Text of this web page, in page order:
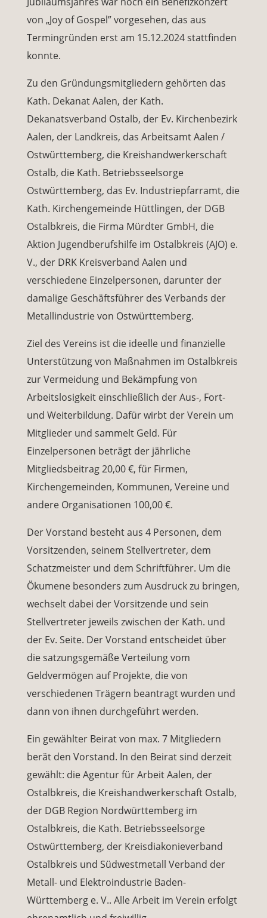
von „Joy of Gospel” vorgesehen, das aus
Termingründen erst am 15.12.2024 stattfinden
konnte.
Zu den Gründungsmitgliedern gehörten das
Kath. Dekanat Aalen, der Kath.
Dekanatsverband Ostalb, der Ev. Kirchenbezirk
Aalen, der Landkreis, das Arbeitsamt Aalen /
Ostwürttemberg, die Kreishandwerkerschaft
Ostalb, die Kath. Betriebsseelsorge
Ostwürttemberg, das Ev. Industriepfarramt, die
Kath. Kirchengemeinde Hüttlingen, der DGB
Ostalbkreis, die Firma Mürdter GmbH, die
Aktion Jugendberufshilfe im Ostalbkreis (AJO) e.
V., der DRK Kreisverband Aalen und
verschiedene Einzelpersonen, darunter der
damalige Geschäftsführer des Verbands der
Metallindustrie von Ostwürttemberg.
Ziel des Vereins ist die ideelle und finanzielle
Unterstützung von Maßnahmen im Ostalbkreis
zur Vermeidung und Bekämpfung von
Arbeitslosigkeit einschließlich der Aus-, Fort-
und Weiterbildung. Dafür wirbt der Verein um
Mitglieder und sammelt Geld. Für
Einzelpersonen beträgt der jährliche
Mitgliedsbeitrag 20,00 €, für Firmen,
Kirchengemeinden, Kommunen, Vereine und
andere Organisationen 100,00 €.
Der Vorstand besteht aus 4 Personen, dem
Vorsitzenden, seinem Stellvertreter, dem
Schatzmeister und dem Schriftführer. Um die
Ökumene besonders zum Ausdruck zu bringen,
wechselt dabei der Vorsitzende und sein
Stellvertreter jeweils zwischen der Kath. und
der Ev. Seite. Der Vorstand entscheidet über
die satzungsgemäße Verteilung vom
Geldvermögen auf Projekte, die von
verschiedenen Trägern beantragt wurden und
dann von ihnen durchgeführt werden.
Ein gewählter Beirat von max. 7 Mitgliedern
berät den Vorstand. In den Beirat sind derzeit
gewählt: die Agentur für Arbeit Aalen, der
Ostalbkreis, die Kreishandwerkerschaft Ostalb,
der DGB Region Nordwürttemberg im
Ostalbkreis, die Kath. Betriebsseelsorge
Ostwürttemberg, der Kreisdiakonieverband
Ostalbkreis und Südwestmetall Verband der
Metall- und Elektroindustrie Baden-
Württemberg e. V.. Alle Arbeit im Verein erfolgt